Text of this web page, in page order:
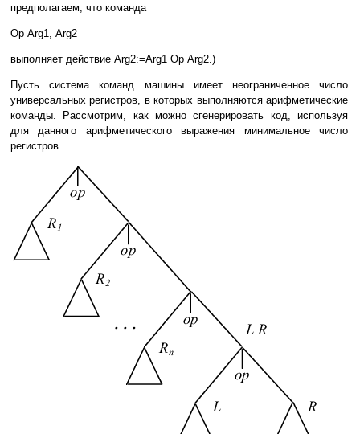
предполагаем, что команда
Op Arg1, Arg2
выполняет действие Arg2:=Arg1 Op Arg2.)
Пусть система команд машины имеет неограниченное число
универсальных регистров, в которых выполняются арифметические
команды. Рассмотрим, как можно сгенерировать код, используя
для данного арифметического выражения минимальное число
регистров.